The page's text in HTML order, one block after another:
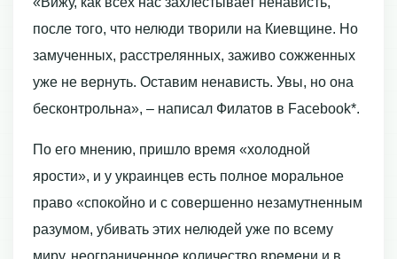
после того, что нелюди творили на Киевщине. Но
замученных, расстрелянных, заживо сожженных
уже не вернуть. Оставим ненависть. Увы, но она
бесконтрольна», – написал Филатов в Facebook*.
По его мнению, пришло время «холодной
ярости», и у украинцев есть полное моральное
право «спокойно и с совершенно незамутненным
разумом, убивать этих нелюдей уже по всему
миру, неограниченное количество времени и в